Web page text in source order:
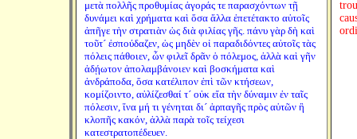
μετὰ πολλῆς προθυμίας ἀγοράς τε παρασχόντων τῇ
δυνάμει καὶ χρήματα καὶ ὅσα ἄλλα ἐπετέτακτο αὐτοῖς
ἀπῆγε τὴν στρατιὰν ὡς διὰ φιλίας γῆς. πάνυ γὰρ δὴ καὶ
τοῦτ´ ἐσπούδαζεν, ὡς μηδὲν οἱ παραδιδόντες αὐτοῖς τὰς
πόλεις πάθοιεν, ὧν φιλεῖ δρᾶν ὁ πόλεμος, ἀλλὰ καὶ γῆν
ἀδῄωτον ἀπολαμβάνοιεν καὶ βοσκήματα καὶ
ἀνδράποδα, ὅσα κατέλιπον ἐπὶ τῶν κτήσεων,
κομίζοιντο, αὐλίζεσθαί τ´ οὐκ εἴα τὴν δύναμιν ἐν ταῖς
πόλεσιν, ἵνα μή τι γένηται δι´ ἁρπαγῆς πρὸς αὐτῶν ἢ
κλοπῆς κακόν, ἀλλὰ παρὰ τοῖς τείχεσι
κατεστρατοπέδευεν.